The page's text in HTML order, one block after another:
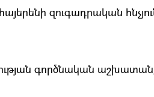
զուգադրական
գործնական